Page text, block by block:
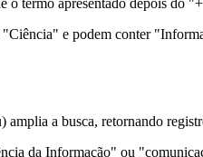
e podem conter
amplia a busca, retornando
da Informação" ou